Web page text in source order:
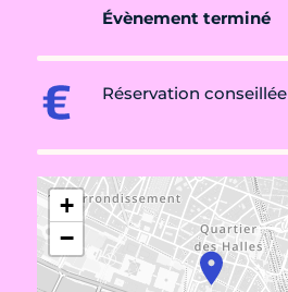
Évènement terminé
Réservation conseillée
+
−